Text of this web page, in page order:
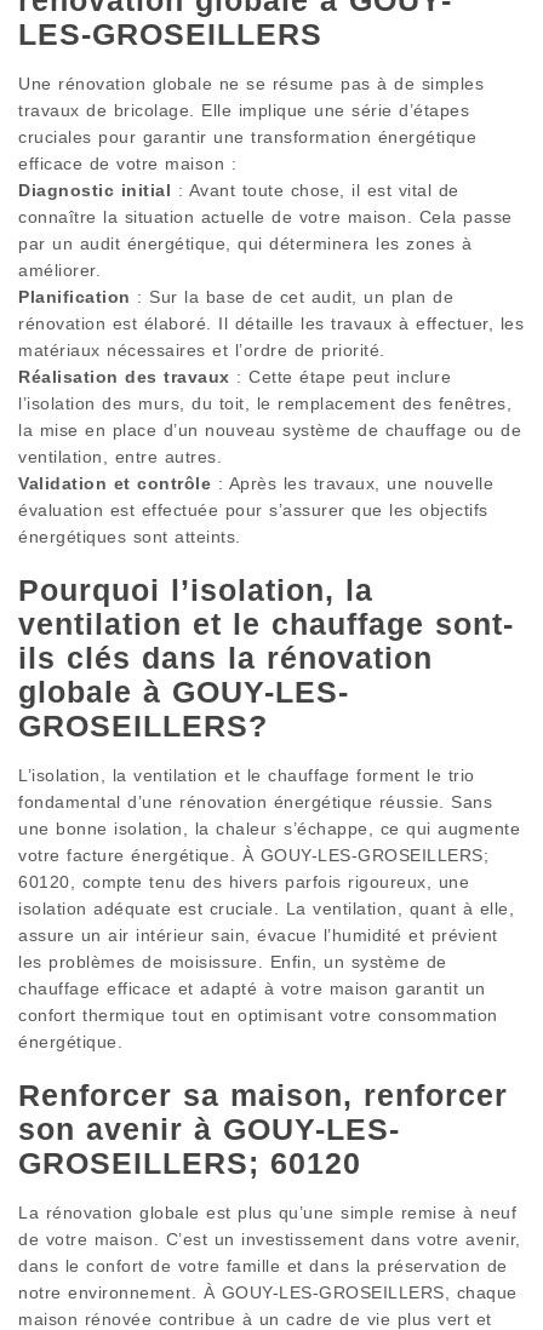
LES-GROSEILLERS
Une rénovation globale ne se résume pas à de simples
travaux de bricolage. Elle implique une série d’étapes
cruciales pour garantir une transformation énergétique
efficace de votre maison :
Diagnostic initial : Avant toute chose, il est vital de
connaître la situation actuelle de votre maison. Cela passe
par un audit énergétique, qui déterminera les zones à
améliorer.
Planification : Sur la base de cet audit, un plan de
rénovation est élaboré. Il détaille les travaux à effectuer, les
matériaux nécessaires et l’ordre de priorité.
Réalisation des travaux : Cette étape peut inclure
l’isolation des murs, du toit, le remplacement des fenêtres,
la mise en place d’un nouveau système de chauffage ou de
ventilation, entre autres.
Validation et contrôle : Après les travaux, une nouvelle
évaluation est effectuée pour s’assurer que les objectifs
énergétiques sont atteints.
Pourquoi l’isolation, la
ventilation et le chauffage sont-
ils clés dans la rénovation
globale à GOUY-LES-
GROSEILLERS?
L’isolation, la ventilation et le chauffage forment le trio
fondamental d’une rénovation énergétique réussie. Sans
une bonne isolation, la chaleur s’échappe, ce qui augmente
votre facture énergétique. À GOUY-LES-GROSEILLERS;
60120, compte tenu des hivers parfois rigoureux, une
isolation adéquate est cruciale. La ventilation, quant à elle,
assure un air intérieur sain, évacue l’humidité et prévient
les problèmes de moisissure. Enfin, un système de
chauffage efficace et adapté à votre maison garantit un
confort thermique tout en optimisant votre consommation
énergétique.
Renforcer sa maison, renforcer
son avenir à GOUY-LES-
GROSEILLERS; 60120
La rénovation globale est plus qu’une simple remise à neuf
de votre maison. C’est un investissement dans votre avenir,
dans le confort de votre famille et dans la préservation de
notre environnement. À GOUY-LES-GROSEILLERS, chaque
maison rénovée contribue à un cadre de vie plus vert et